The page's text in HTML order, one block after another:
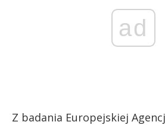
ad
Z badania Europejskiej